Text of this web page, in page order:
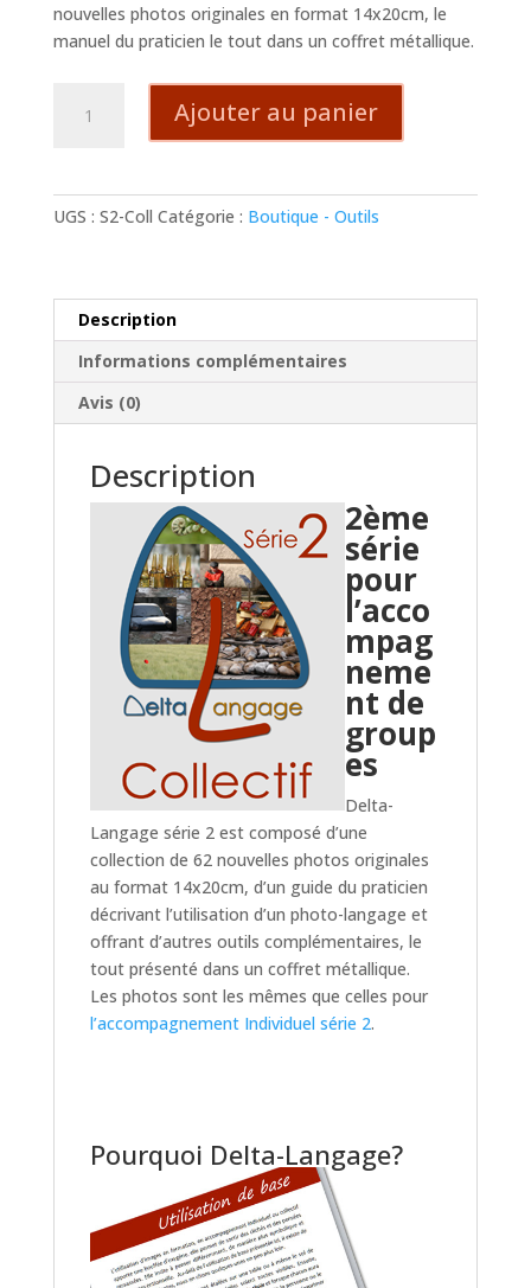
nouvelles photos originales en format 14x20cm, le
manuel du praticien le tout dans un coffret métallique.
accompagnement
Ajouter au panier
UGS : S2-Coll Catégorie : Boutique - Outils
Description
Informations complémentaires
Avis (0)
Description
2ème
série
pour
l’acco
mpag
neme
nt de
group
es
Delta-
Langage série 2 est composé d’une
collection de 62 nouvelles photos originales
au format 14x20cm, d’un guide du praticien
décrivant l’utilisation d’un photo-langage et
offrant d’autres outils complémentaires, le
tout présenté dans un coffret métallique.
Les photos sont les mêmes que celles pour
l’accompagnement Individuel série 2.
Pourquoi Delta-Langage?